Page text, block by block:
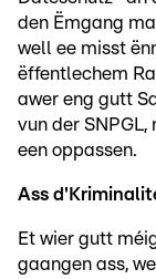
den Ëmgang
well ee misst
ëffentlechem
awer eng gutt
vun der
een oppassen.
Ass
Et wier gutt
gaangen ass,